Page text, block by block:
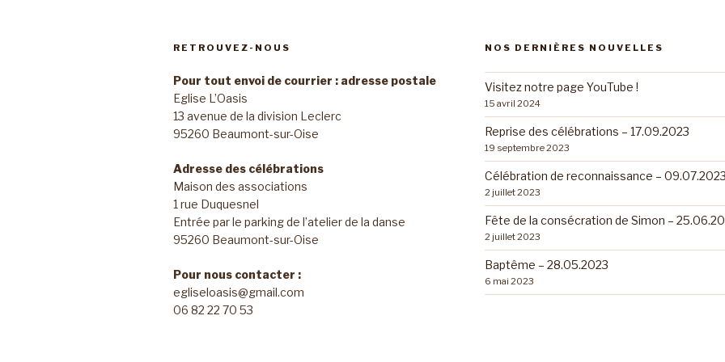
RETROUVEZ-NOUS
Pour tout envoi de courrier : adresse postale
Eglise L’Oasis
13 avenue de la division Leclerc
95260 Beaumont-sur-Oise
Adresse des célébrations
Maison des associations
1 rue Duquesnel
Entrée par le parking de l’atelier de la danse
95260 Beaumont-sur-Oise
Pour nous contacter :
egliseloasis@gmail.com
06 82 22 70 53
NOS DERNIÈRES NOUVELLES
Visitez notre page YouTube !
15 avril 2024
Reprise des célébrations – 17.09.2023
19 septembre 2023
Célébration de reconnaissance – 09.07.2023
2 juillet 2023
Fête de la consécration de Simon –
2 juillet 2023
Baptême – 28.05.2023
6 mai 2023